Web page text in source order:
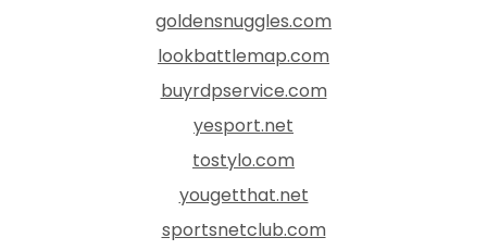
goldensnuggles.com
lookbattlemap.com
buyrdpservice.com
yesport.net
tostylo.com
yougetthat.net
sportsnetclub.com